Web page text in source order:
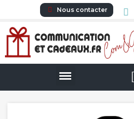
Nous contacter